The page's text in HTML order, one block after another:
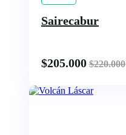
Sairecabur
$205.000 $220.000